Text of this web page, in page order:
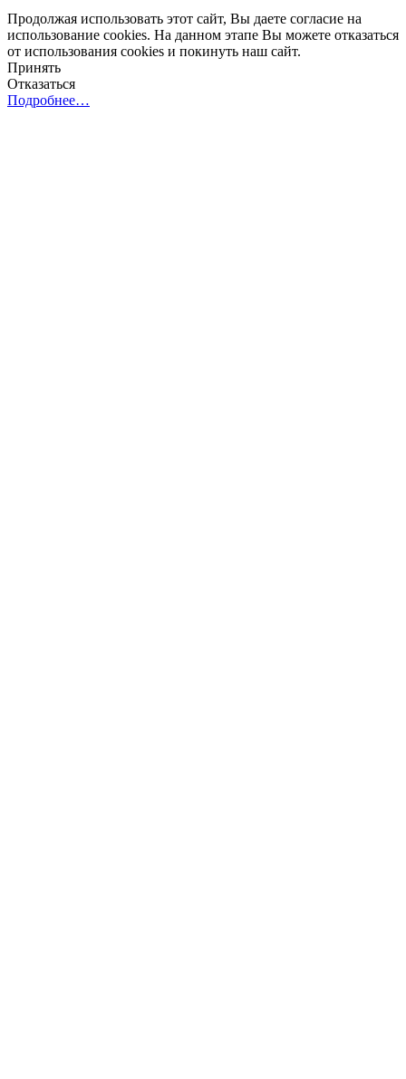
Продолжая использовать этот сайт, Вы даете согласие на
использование cookies. На данном этапе Вы можете отказаться
от использования cookies и покинуть наш сайт.
Принять
Отказаться
Подробнее…